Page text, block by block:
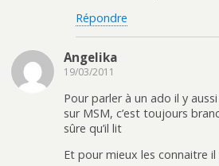
Répondre
Angelika
19/03/2011
Pour parler à un ado il y
sur MSM, c’est toujours
sûre qu’il lit
Et pour mieux les connaitre